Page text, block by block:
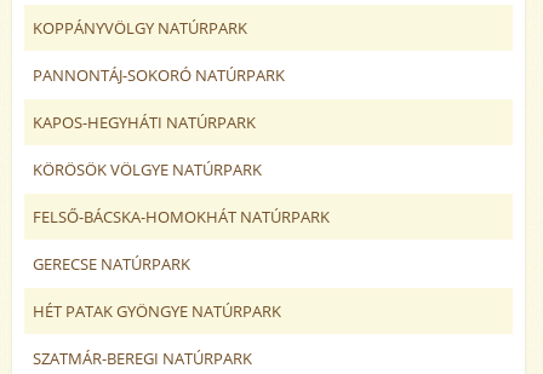
KOPPÁNYVÖLGY NATÚRPARK
PANNONTÁJ-SOKORÓ NATÚRPARK
KAPOS-HEGYHÁTI NATÚRPARK
KÖRÖSÖK VÖLGYE NATÚRPARK
FELSŐ-BÁCSKA-HOMOKHÁT NATÚRPARK
GERECSE NATÚRPARK
HÉT PATAK GYÖNGYE NATÚRPARK
SZATMÁR-BEREGI NATÚRPARK